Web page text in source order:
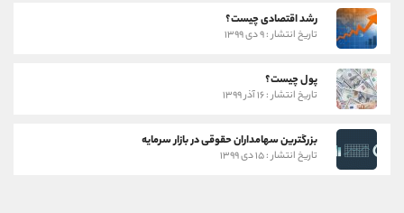
رشد اقتصادی چیست؟
تاریخ انتشار : ۹ دی ۱۳۹۹
پول چیست؟
تاریخ انتشار : ۱۶ آذر ۱۳۹۹
بزرگترین سهامداران حقوقی در بازار سرمایه
تاریخ انتشار : ۱۵ دی ۱۳۹۹